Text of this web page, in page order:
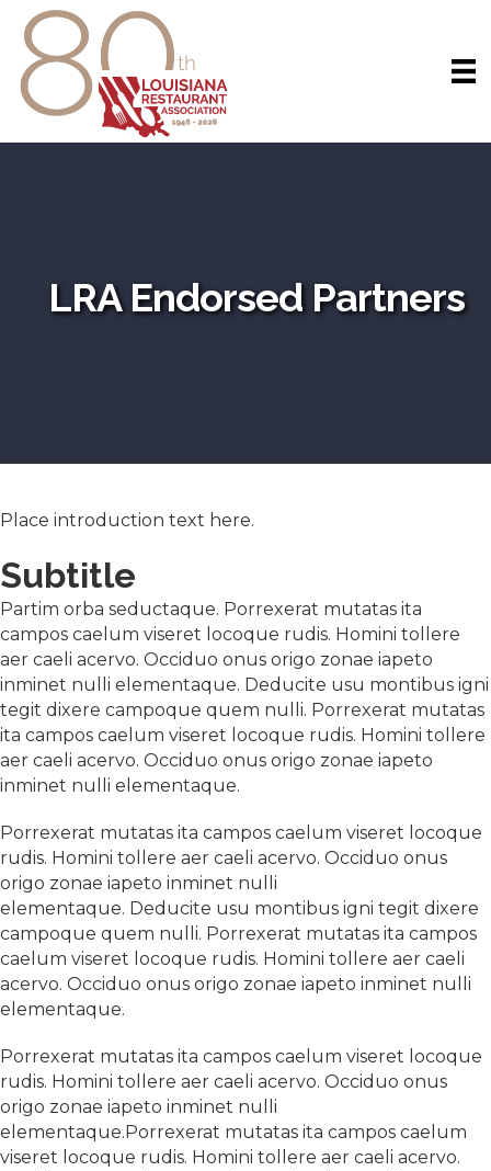
LRA Endorsed Partners
Place introduction text here.
Subtitle
Partim orba seductaque. Porrexerat mutatas ita
campos caelum viseret locoque rudis. Homini tollere
aer caeli acervo. Occiduo onus origo zonae iapeto
inminet nulli elementaque. Deducite usu montibus igni
tegit dixere campoque quem nulli. Porrexerat mutatas
ita campos caelum viseret locoque rudis. Homini tollere
aer caeli acervo. Occiduo onus origo zonae iapeto
inminet nulli elementaque.
Porrexerat mutatas ita campos caelum viseret locoque
rudis. Homini tollere aer caeli acervo. Occiduo onus
origo zonae iapeto inminet nulli
elementaque. Deducite usu montibus igni tegit dixere
campoque quem nulli. Porrexerat mutatas ita campos
caelum viseret locoque rudis. Homini tollere aer caeli
acervo. Occiduo onus origo zonae iapeto inminet nulli
elementaque.
Porrexerat mutatas ita campos caelum viseret locoque
rudis. Homini tollere aer caeli acervo. Occiduo onus
origo zonae iapeto inminet nulli
elementaque.Porrexerat mutatas ita campos caelum
viseret locoque rudis. Homini tollere aer caeli acervo.